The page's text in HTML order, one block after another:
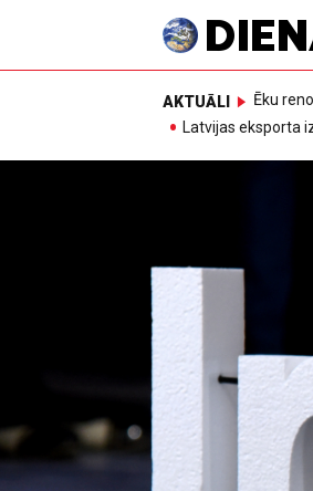
AKTUĀLI Ēku
Latvijas eksporta